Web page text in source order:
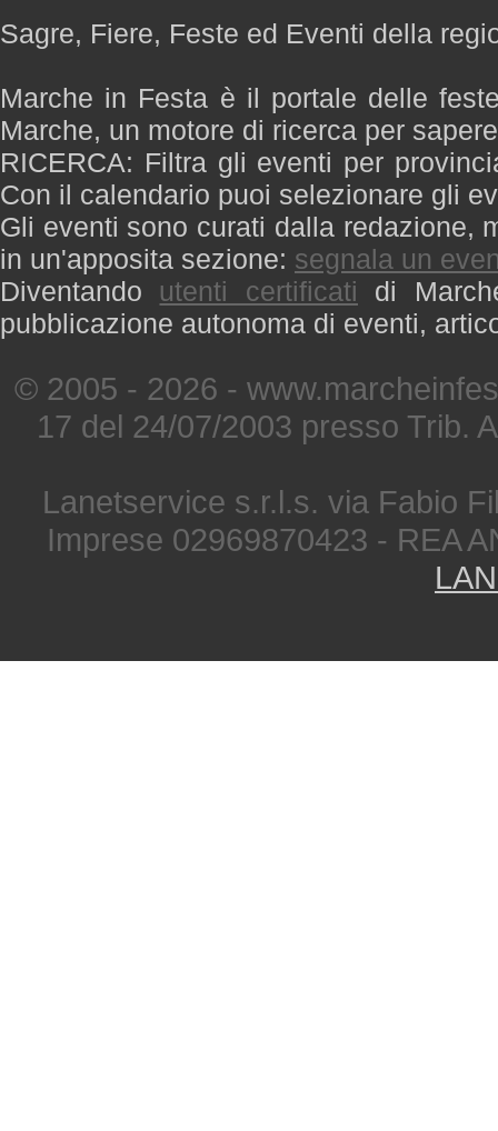
Sagre, Fiere, Feste ed Eventi della
Marche in Festa è il portale delle
Marche, un motore di ricerca per
RICERCA: Filtra gli eventi per
Con il calendario puoi selezionare gli
Gli eventi sono curati dalla redazione,
in un'apposita sezione: segnala un
Diventando utenti certificati di
pubblicazione autonoma di eventi,
© 2005 - 2026 -
17 del 24/07/2003 presso Trib.
Lanetservice s.r.l.s. via Fabio
Imprese 02969870423 - REA